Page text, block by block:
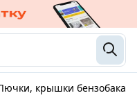
Лючки, крышки бензобака